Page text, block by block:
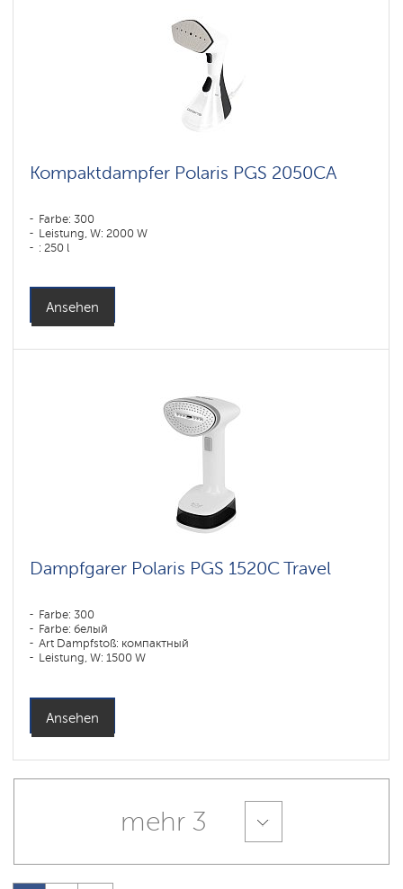
Kompaktdampfer Polaris PGS 2050CA
Farbe: 300
Leistung, W: 2000 W
: 250 l
Ansehen
Dampfgarer Polaris PGS 1520C Travel
Farbe: 300
Farbe: белый
Art Dampfstoß: компактный
Leistung, W: 1500 W
Ansehen
mehr 3